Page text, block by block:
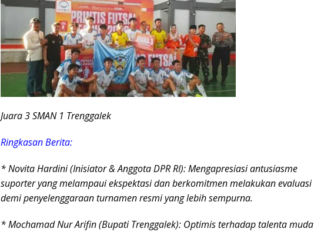
Juara 3 SMAN 1 Trenggalek
Ringkasan Berita:
​* Novita Hardini (Inisiator & Anggota DPR RI): Mengapresiasi antusiasme
suporter yang melampaui ekspektasi dan berkomitmen melakukan evaluasi
demi penyelenggaraan turnamen resmi yang lebih sempurna.
​* Mochamad Nur Arifin (Bupati Trenggalek): Optimis terhadap talenta muda